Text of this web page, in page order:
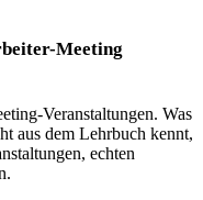
Meeting
Veranstaltungen. Was
aus dem Lehrbuch kennt,
echten